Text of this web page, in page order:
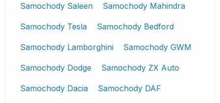
Samochody Saleen Samochody Mahindra
Samochody Tesla Samochody Bedford
Samochody Lamborghini Samochody GWM
Samochody Dodge Samochody ZX Auto
Samochody Dacia Samochody DAF